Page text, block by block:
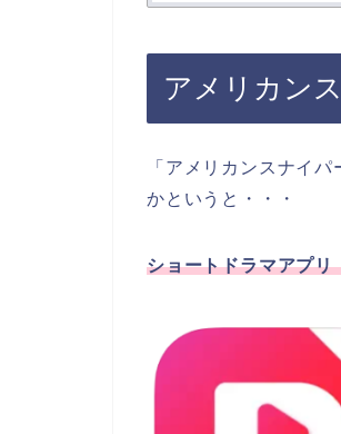
アメリカン
「アメリカンスナイ
かというと・・・
ショートドラマアプ